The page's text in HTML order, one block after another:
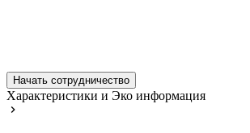
Начать сотрудничество
Характеристики и Эко информация